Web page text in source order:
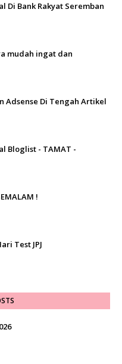
Di Bank Rakyat Seremban
mudah ingat dan
Adsense Di Tengah Artikel
Bloglist - TAMAT -
!
Test JPJ